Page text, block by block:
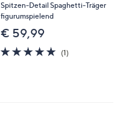
Spitzen-Detail Spaghetti-Träger
figurumspielend
€ 59,99
5.0
von
(1)1